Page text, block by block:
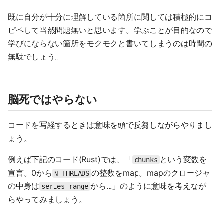
既に自分が十分に理解している箇所に関しては積極的にコ
ピペして当然問題無いと思います。学ぶことが目的なので
学びにならない箇所をモクモクと書いてしまうのは時間の
無駄でしょう。
脳死ではやらない
コードを写経するときは意味を頭で反芻しながらやりまし
ょう。
例えば下記のコード(Rust)では、「 chunks という変数を
宣言。0から N_THREADS の整数をmap。mapのクロージャ
の中身は series_range から...」のように意味を考えなが
らやってみましょう。